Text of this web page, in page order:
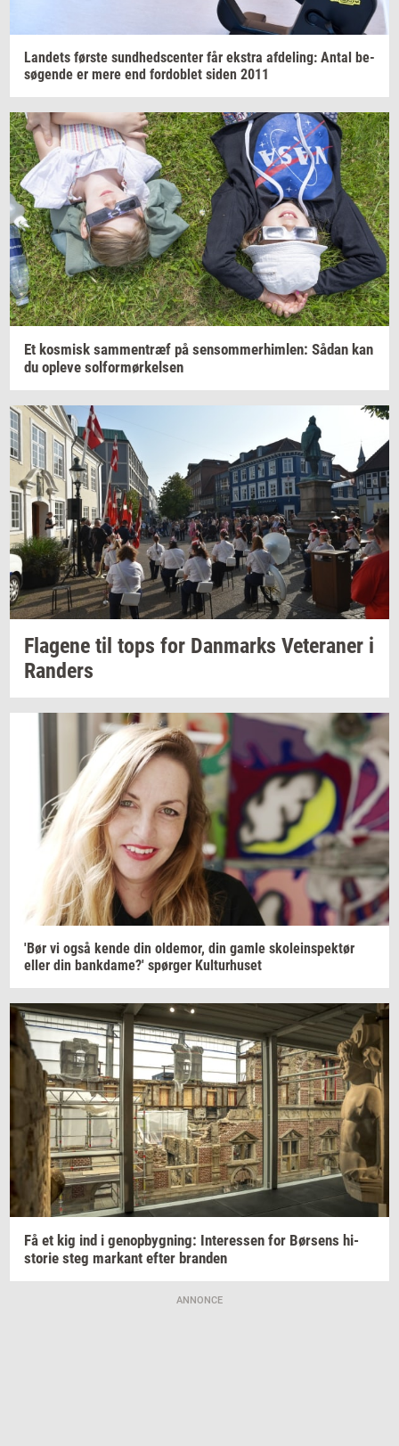
Lan­dets før­ste sund­heds­cen­ter får ek­stra af­de­ling: Antal be­
sø­gen­de er mere end for­doblet siden 2011
Et kos­misk sam­men­træf på sen­som­mer­him­len: Sådan kan
du op­le­ve sol­for­mør­kel­sen
Fla­ge­ne til tops for Dan­marks Ve­te­ra­ner i
Ran­ders
'Bør vi også kende din ol­de­mor, din gamle sko­le­in­spek­tør
eller din bank­da­me?' spør­ger Kul­tur­hu­set
Få et kig ind i genop­byg­ning: In­ter­es­sen for Bør­sens hi­
sto­rie steg mar­kant efter bran­den
ANNONCE